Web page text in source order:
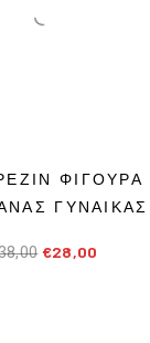
Α
ΦΙΓΟΥΡΑ
ΓΥΝΑΙΚΑΣ
€28,00